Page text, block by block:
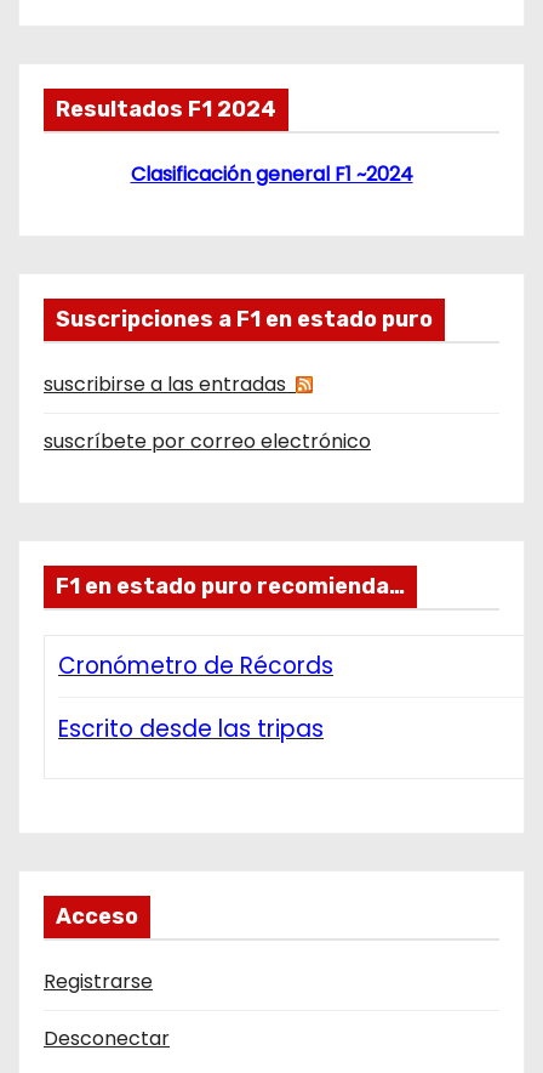
Resultados F1 2024
Clasificación general F1 ~2024
Suscripciones a F1 en estado puro
suscribirse a las entradas
suscríbete por correo electrónico
F1 en estado puro recomienda…
Cronómetro de Récords
Escrito desde las tripas
Acceso
Registrarse
Desconectar